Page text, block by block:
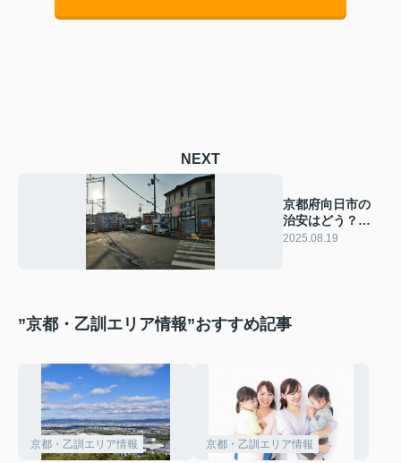
NEXT
京都府向日市の
治安はどう？住
みやすさや生活
2025.08.19
”京都・乙訓エリア情報”おすすめ記事
京都・乙訓エリア情報 京都・乙訓エリア情報